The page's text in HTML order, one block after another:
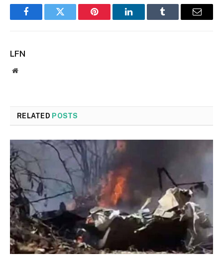
FacebookTwitter Pinterest LinkedInTumblr Email
LFN
Website
RELATED POSTS